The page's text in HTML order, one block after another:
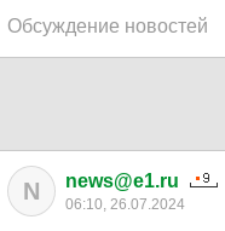
Обсуждение новостей
N news@e1.ru
06:10, 26.07.2024